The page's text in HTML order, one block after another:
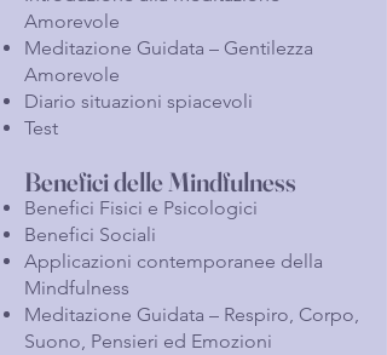
Amorevole
Meditazione Guidata – Gentilezza
Amorevole
Diario situazioni spiacevoli
Test
Benefici delle Mindfulness
Benefici Fisici e Psicologici
Benefici Sociali
Applicazioni contemporanee della
Mindfulness
Meditazione Guidata – Respiro, Corpo,
Suono, Pensieri ed Emozioni